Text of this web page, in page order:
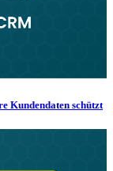
Kundendaten schützt